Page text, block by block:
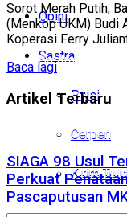
Opini
Sastra
Puisi
Cerpen
Kirim
Opini
Sastra
Puisi
Cerpen
Kirim
‎Sorot Merah Putih,
(Menkop UKM) Budi
Koperasi Ferry
Baca lagi
Artikel Terbaru
SIAGA 98 Usul
Perkuat
Pascaputusan